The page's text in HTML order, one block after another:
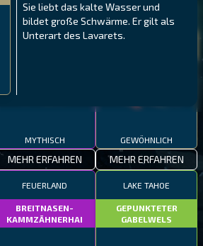
Sie liebt das kalte Wasser und
bildet große Schwärme. Er gilt als
Unterart des Lavarets.
NÖRDLICHE FJORDE
MYTHISCH
MEHR ERFAHREN
GALAPAGOS-INSELN
MEXIKANISCHER
GEWÖHNLICH
MEHR ERFAHREN
FEUERLAND
BREITNASEN-
KAMMZÄHNERHAI
LAKE TAHOE
GEPUNKTETER
GABELWELS